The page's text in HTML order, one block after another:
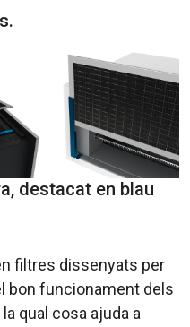
destacat en blau
filtres dissenyats per
bon funcionament dels
qual cosa ajuda a